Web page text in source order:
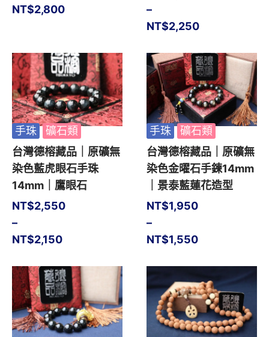
NT$2,800
NT$2,250
–
手珠
礦石類
台灣德榕藏品｜原礦無
染色藍虎眼石手珠
14mm｜鷹眼石
NT$2,150
–
NT$2,550
手珠
礦石類
台灣德榕藏品｜原礦無
染色金曜石手鍊14mm
｜景泰藍蓮花造型
NT$1,550
–
NT$1,950